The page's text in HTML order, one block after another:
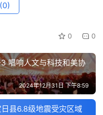
(0)
0 0
唱响人文与科技和美协
2024年12月31日 下午8:59
县6.8级地震受灾区域